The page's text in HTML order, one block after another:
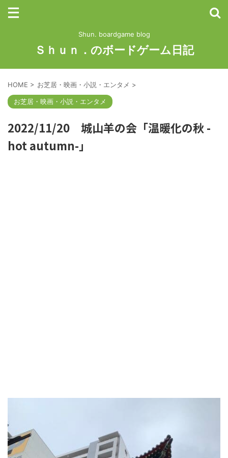
Shun. boardgame blog
Ｓｈｕｎ．のボードゲーム日記
HOME > お芝居・映画・小説・エンタメ >
お芝居・映画・小説・エンタメ
2022/11/20 城山羊の会「温暖化の秋 -
hot autumn-」